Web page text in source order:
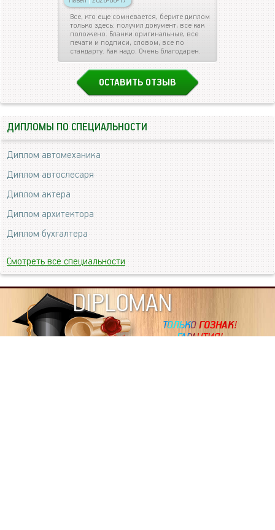
Все, кто еще сомневается, берите диплом
только здесь: получил документ, все как
положено. Бланки оригинальные, все
печати и подписи, словом, все по
стандарту. Как надо. Очень благодарен.
ОСТАВИТЬ ОТЗЫВ
ДИПЛОМЫ ПО СПЕЦИАЛЬНОСТИ
Диплом автомеханика
Диплом автослесаря
Диплом актера
Диплом архитектора
Диплом бухгалтера
Смотреть все специальности
DIPLOMAN